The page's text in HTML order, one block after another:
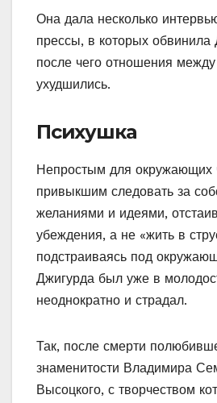
Она дала несколько
прессы, в которых обвинила
после чего отношения
ухудшились.
Психушка
Непростым для окружающих
привыкшим следовать за
желаниями и идеями,
убеждения, а не «жить в
подстраиваясь под
Джигурда был уже в
неоднократно и страдал.
Так, после смерти
знаменитости Владимира
Высоцкого, с творчеством